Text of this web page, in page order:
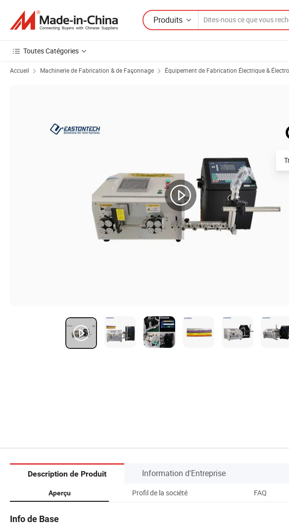
Produits
Toutes Catégories
Accueil Machinerie de Fabrication & de Façonnage Équipement de Fabrication Électrique &
Description de Produit Information d'Entreprise
Aperçu Profil de la société FAQ
Info de Base